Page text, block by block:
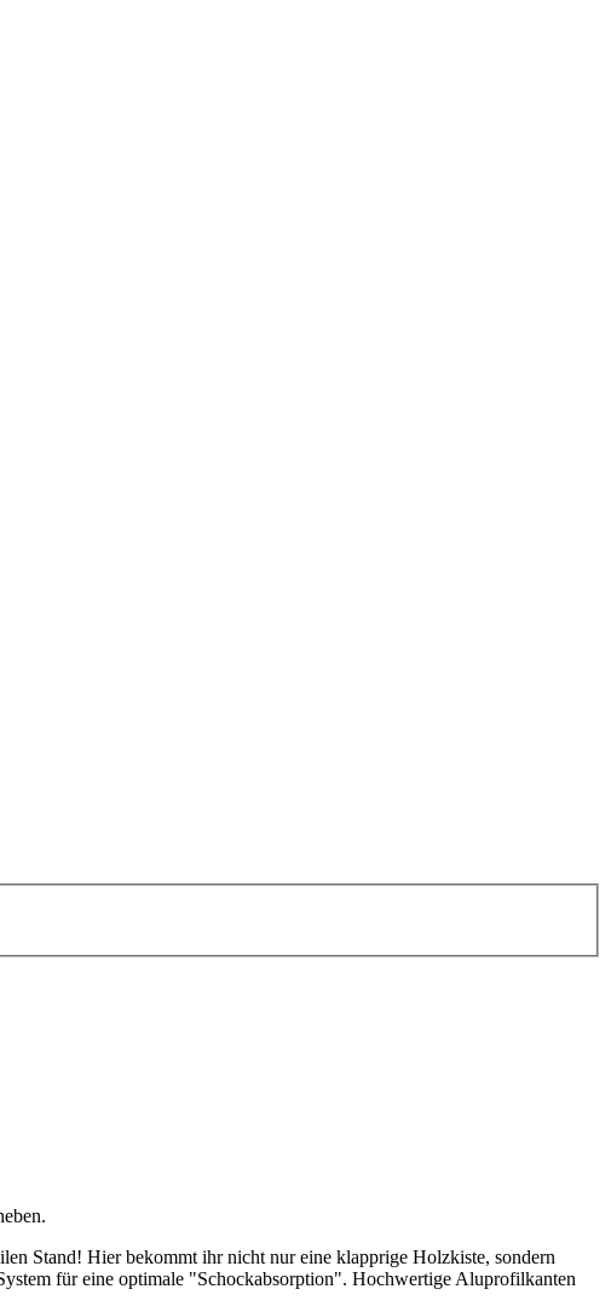
Stand! Hier bekommt ihr nicht nur eine klapprige Holzkiste, sondern
für eine optimale "Schockabsorption". Hochwertige Aluprofilkanten